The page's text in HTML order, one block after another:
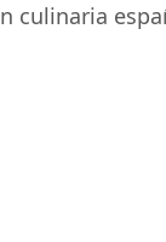
culinaria